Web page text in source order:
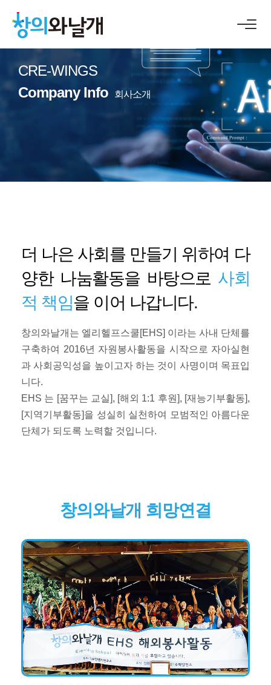
CRE-WINGS
Company Info
회사소개
더 나은 사회를 만들기 위하여 다
양한 나눔활동을 바탕으로 사회
적 책임을 이어 나갑니다.
창의와날개는 엘리헬프스쿨[EHS] 이라는 사내 단체를
구축하여 2016년 자원봉사활동을 시작으로 자아실현
과 사회공익성을 높이고자 하는 것이 사명이며 목표입
니다.
EHS 는 [꿈꾸는 교실], [해외 1:1 후원], [재능기부활동],
[지역기부활동]을 성실히 실천하여 모범적인 아름다운
단체가 되도록 노력할 것입니다.
창의와날개 희망연결